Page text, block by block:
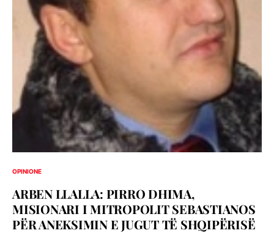
OPINIONE
ARBEN LLALLA: PIRRO DHIMA,
MISIONARI I MITROPOLIT SEBASTIANOS
PËR ANEKSIMIN E JUGUT TË SHQIPËRISË